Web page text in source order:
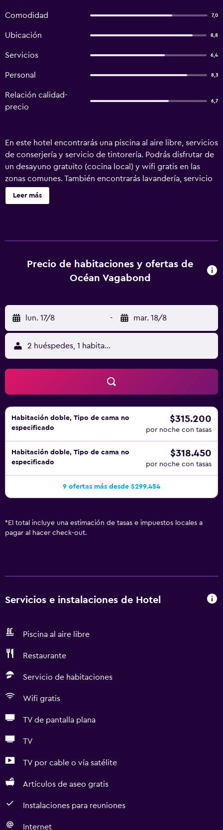
Comodidad 7,0
Ubicación 8,8
Servicios 6,4
Personal 8,3
Relación calidad-
precio
6,7
En este hotel encontrarás una piscina al aire libre, servicios
de conserjería y servicio de tintorería. Podrás disfrutar de
un desayuno gratuito (cocina local) y wifi gratis en las
zonas comunes. También encontrarás lavandería, servicio
de recepción 24 horas y una biblioteca. Océan Vagabond
ofrece 14 alojamientos con artículos de higiene personal
esparcimiento en este hotel incluyen una piscina al aire
libre. No se permite la entrada a la piscina de niños
que se indican más abajo en las instalaciones o cerca del
alojamiento (es posible que se aplique un recargo).
Leer más
Precio de habitaciones y ofertas de
Océan Vagabond
lun. 17/8 - mar. 18/8
2 huéspedes, 1 habitación
Habitación doble, Tipo de cama no
especificado
$315.200
por noche con tasas
Habitación doble, Tipo de cama no
especificado
$318.450
por noche con tasas
9 ofertas más desde $299.454
* El total incluye una estimación de tasas e impuestos locales a
pagar al hacer check-out.
Servicios e instalaciones de Hotel
Piscina al aire libre
Restaurante
Servicio de habitaciones
Wifi gratis
TV de pantalla plana
TV
TV por cable o vía satélite
Artículos de aseo gratis
Instalaciones para reuniones
Internet